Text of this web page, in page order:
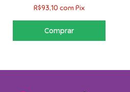
R$93,10comPix